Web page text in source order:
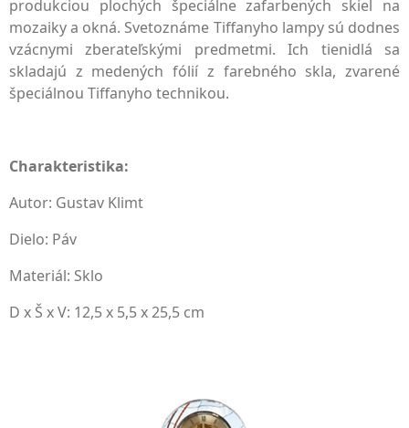
produkciou plochých špeciálne zafarbených skiel na
mozaiky a okná. Svetoznáme Tiffanyho lampy sú dodnes
vzácnymi zberateľskými predmetmi. Ich tienidlá sa
skladajú z medených fólií z farebného skla, zvarené
špeciálnou Tiffanyho technikou.
Charakteristika:
Autor: Gustav Klimt
Dielo: Páv
Materiál: Sklo
D x Š x V: 12,5 x 5,5 x 25,5 cm